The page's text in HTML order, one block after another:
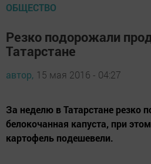
ОБЩЕСТВО
Резко подорожали
Татарстане
автор, 15 мая 2016 - 04:27
За неделю в Татарстане резко
белокочанная капуста, при
картофель подешевели.